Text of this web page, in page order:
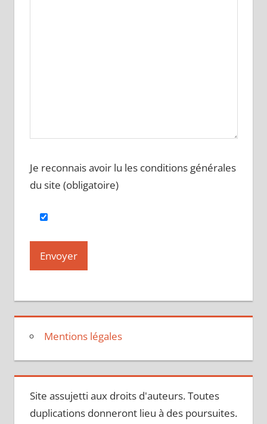
Je reconnais avoir lu les conditions générales
du site (obligatoire)
Mentions légales
Site assujetti aux droits d'auteurs. Toutes
duplications donneront lieu à des poursuites.